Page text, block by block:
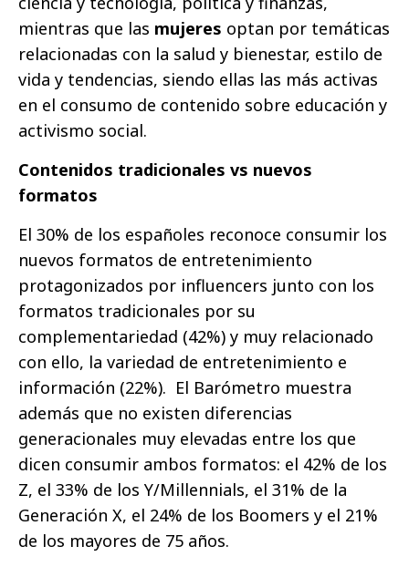
mientras que las mujeres optan por temáticas
relacionadas con la salud y bienestar, estilo de
vida y tendencias, siendo ellas las más activas
en el consumo de contenido sobre educación y
activismo social.
Contenidos tradicionales vs nuevos
formatos
El 30% de los españoles reconoce consumir los
nuevos formatos de entretenimiento
protagonizados por influencers junto con los
formatos tradicionales por su
complementariedad (42%) y muy relacionado
con ello, la variedad de entretenimiento e
información (22%). El Barómetro muestra
además que no existen diferencias
generacionales muy elevadas entre los que
dicen consumir ambos formatos: el 42% de los
Z, el 33% de los Y/Millennials, el 31% de la
Generación X, el 24% de los Boomers y el 21%
de los mayores de 75 años.